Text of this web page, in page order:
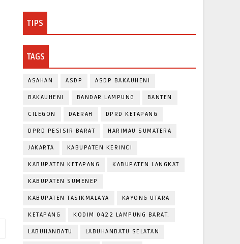
TIPS
TAGS
ASAHAN ASDP ASDP BAKAUHENI
BAKAUHENI BANDAR LAMPUNG BANTEN
CILEGON DAERAH DPRD KETAPANG
DPRD PESISIR BARAT HARIMAU SUMATERA
JAKARTA KABUPATEN KERINCI
KABUPATEN KETAPANG KABUPATEN LANGKAT
KABUPATEN SUMENEP
KABUPATEN TASIKMALAYA KAYONG UTARA
KETAPANG KODIM 0422 LAMPUNG BARAT.
LABUHANBATU LABUHANBATU SELATAN